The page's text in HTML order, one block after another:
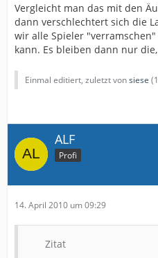
Vergleicht man das mit den
dann verschlechtert sich die
wir alle Spieler
kann. Es bleiben dann nur
Einmal editiert, zuletzt vonsiese (
ALF
Profi
14. April 2010 um 09:29
Zitat